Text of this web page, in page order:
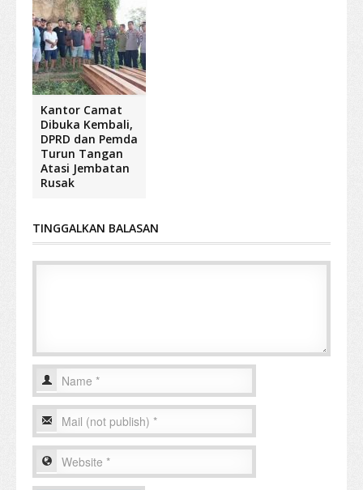
Kantor Camat
Dibuka Kembali,
DPRD dan Pemda
Turun Tangan
Atasi Jembatan
Rusak
TINGGALKAN BALASAN